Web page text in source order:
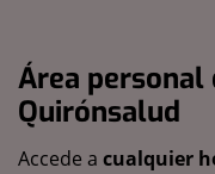
Área personal
Quirónsalud
Accede a cualquier